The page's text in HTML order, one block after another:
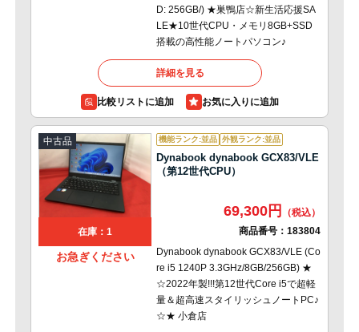
D: 256GB/) ★巣鴨店☆新生活応援SA
LE★10世代CPU・メモリ8GB+SSD
搭載の高性能ノートパソコン♪
詳細を見る
比較リストに追加
中古品
在庫：1
お急ぎください
機能ランク:並品 外観ランク:並品
Dynabook dynabook GCX83/VLE
（第12世代CPU）
69,300円
商品番号： 183804
Dynabook dynabook GCX83/VLE (Co
re i5 1240P 3.3GHz/8GB/256GB) ★
☆2022年製!!!第12世代Core i5で超軽
量＆超高速スタイリッシュノートPC♪
☆★ 小倉店